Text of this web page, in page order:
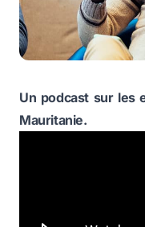
Un podcast sur les
Mauritanie.